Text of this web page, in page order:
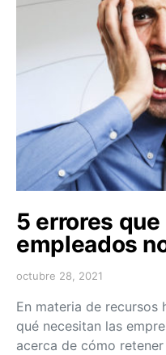
5 errores
empleados
octubre 28, 2021
En materia de recursos
qué necesitan las
acerca de cómo